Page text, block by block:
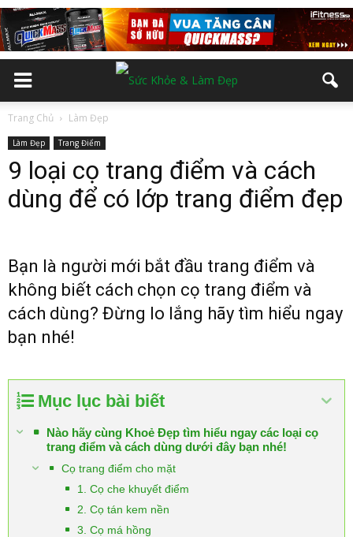
Trang Chủ Làm Đẹp
Làm Đẹp Trang Điểm
9 loại cọ trang điểm và cách
dùng để có lớp trang điểm đẹp
Bạn là người mới bắt đầu trang điểm và
không biết cách chọn cọ trang điểm và
cách dùng? Đừng lo lắng hãy tìm hiểu ngay
bạn nhé!
Mục lục bài biết
Nào hãy cùng Khoẻ Đẹp tìm hiểu ngay các loại cọ
trang điểm và cách dùng dưới đây bạn nhé!
Cọ trang điểm cho mặt
1. Cọ che khuyết điểm
2. Cọ tán kem nền
3. Cọ má hồng